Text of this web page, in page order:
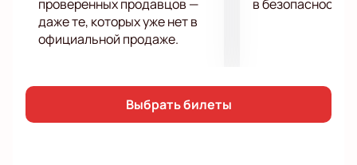
проверенных продавцов —
даже те, которых уже нет в
официальной продаже.
в безопасности.
Выбрать билеты